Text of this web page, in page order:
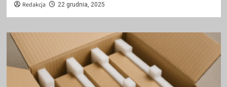
Redakcja 22 grudnia, 2025